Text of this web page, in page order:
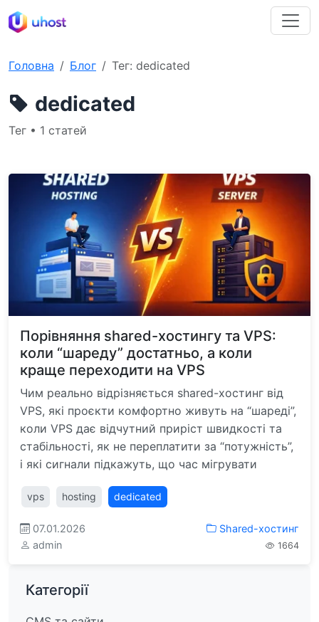
Головна Блог Тег: dedicated
dedicated
Тег • 1 статей
Порівняння shared-хостингу та VPS:
коли “шареду” достатньо, а коли
краще переходити на VPS
Чим реально відрізняється shared-хостинг від
VPS, які проєкти комфортно живуть на “шареді”,
коли VPS дає відчутний приріст швидкості та
стабільності, як не переплатити за “потужність”,
і які сигнали підкажуть, що час мігрувати
vps hosting dedicated
07.01.2026
admin
Shared-хостинг
1664
Категорії